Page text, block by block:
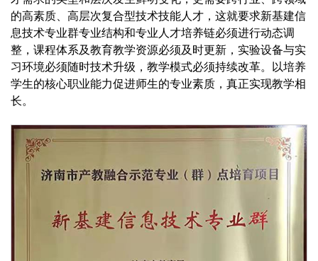
的高素质、高层次复合型技术技能人才，这就要求新基建信
息技术专业群专业结构和专业人才培养链必须进行动态调
整，课程体系及教育教学资源必须及时更新，实验设备与实
习环境必须随时技术升级，教学模式必须持续改革。以培养
学生的核心职业能力促进师生的专业素质，真正实现教学相
长。